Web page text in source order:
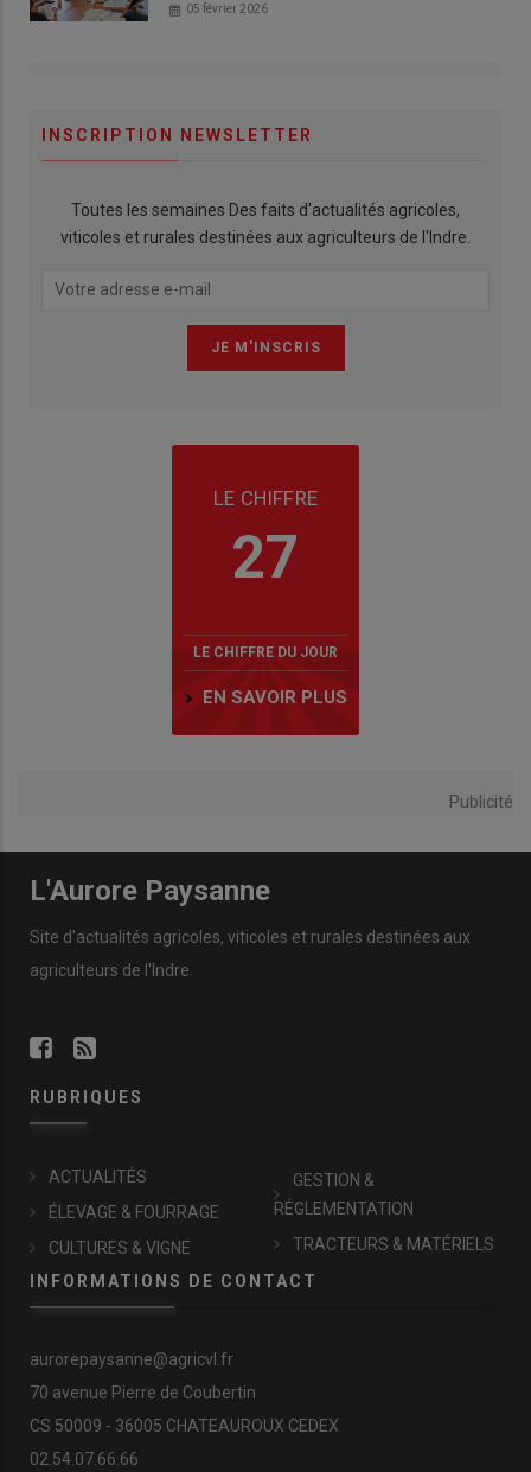
05 février 2026
INSCRIPTION NEWSLETTER
Toutes les semaines Des faits d'actualités agricoles,
viticoles et rurales destinées aux agriculteurs de l'Indre.
LE CHIFFRE
27
LE CHIFFRE DU JOUR
EN SAVOIR PLUS
Publicité
L'Aurore Paysanne
Site d'actualités agricoles, viticoles et rurales destinées aux
agriculteurs de l'Indre.
RUBRIQUES
ACTUALITÉS
ÉLEVAGE & FOURRAGE
CULTURES & VIGNE
GESTION &
RÉGLEMENTATION
TRACTEURS & MATÉRIELS
INFORMATIONS DE CONTACT
aurorepaysanne@agricvl.fr
70 avenue Pierre de Coubertin
CS 50009 - 36005 CHATEAUROUX CEDEX
02.54.07.66.66